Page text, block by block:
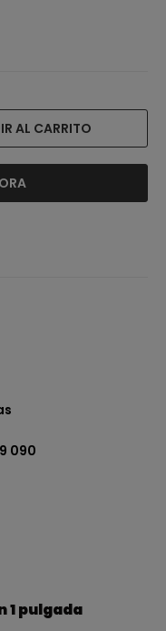
AL CARRITO
090
1 pulgada